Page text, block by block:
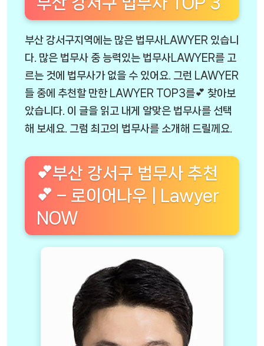
부산 강서구지역에는 많은 법무사LAWYER 있습니
다. 많은 법무사 중 능력있는 법무사LAWYER를 고
르는 것에 법무사가 없을 수 있어요. 그런 LAWYER
들 중에 추천할 만한 LAWYER TOP3를💕 찾아보
았습니다. 이 글을 읽고 내게 알맞은 법무사를 선택
해 보세요. 그럼 최고의 법무사를 소개해 드릴께요.
💕부산 강서구 법무사 추천
💕 – 로이어나우 | Lawyer
NOW